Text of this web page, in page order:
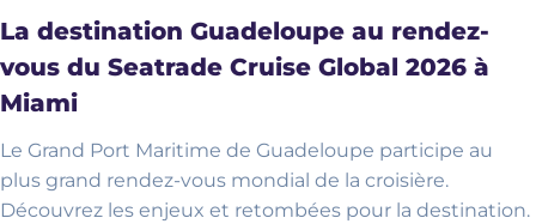
La destination Guadeloupe au rendez-
vous du Seatrade Cruise Global 2026 à
Miami
Le Grand Port Maritime de Guadeloupe participe au
plus grand rendez-vous mondial de la croisière.
Découvrez les enjeux et retombées pour la destination.